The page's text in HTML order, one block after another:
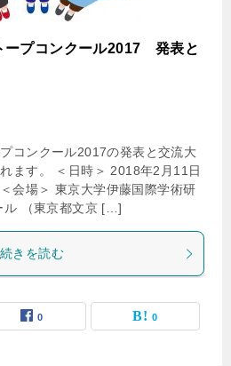
ープコンクール2017 発表と
コンクール2017の発表と交流大
ます。 ＜日時＞ 2018年2月11日
会場＞ 東京大学伊藤国際学術研
ル （東京都文京 […]
続きを読む
0 0